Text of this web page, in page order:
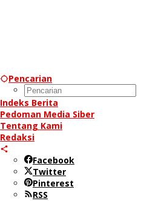
Pencarian
Indeks Berita
Pedoman Media Siber
Tentang Kami
Redaksi
Facebook
Twitter
Pinterest
RSS